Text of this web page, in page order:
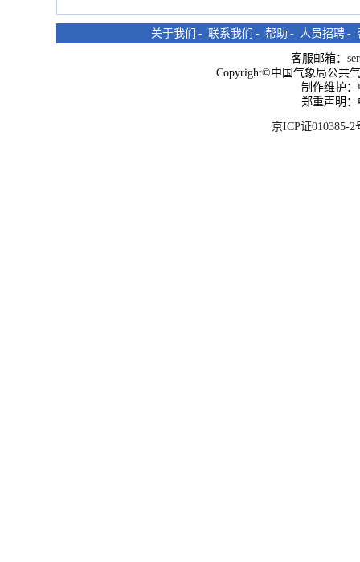
关于我们 - 联系我们 - 帮助 - 人员招聘 -
客服邮箱：
Copyright©中国气象局公共
制作维护
郑重声明
京ICP证010385-2